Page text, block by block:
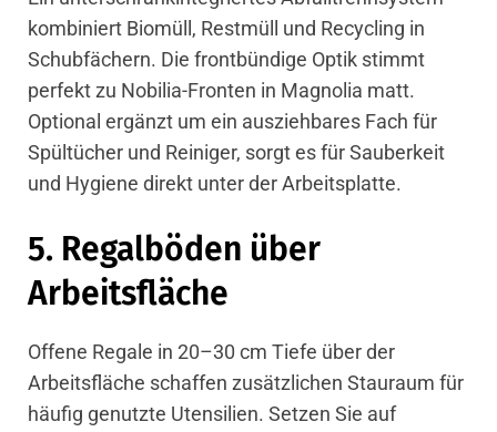
kombiniert Biomüll, Restmüll und Recycling in
Schubfächern. Die frontbündige Optik stimmt
perfekt zu Nobilia-Fronten in Magnolia matt.
Optional ergänzt um ein ausziehbares Fach für
Spültücher und Reiniger, sorgt es für Sauberkeit
und Hygiene direkt unter derArbeitsplatte.
5. Regalböden über
Arbeitsfläche
Offene Regale in 20–30 cm Tiefe über der
Arbeitsfläche schaffen zusätzlichen Stauraum für
häufig genutzte Utensilien. Setzen Sie auf